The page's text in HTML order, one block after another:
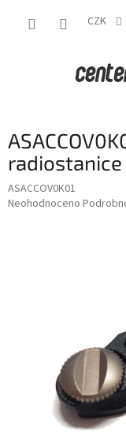
CZK
ASACCOV0K01
Průměrné
Neohodnoceno